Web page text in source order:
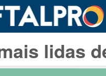
lidas